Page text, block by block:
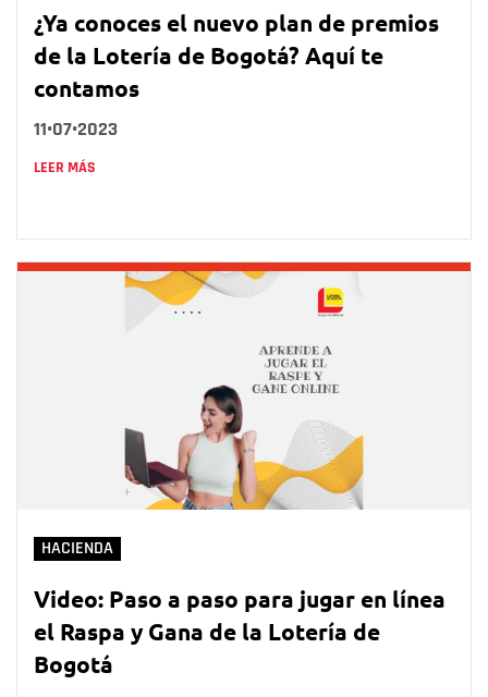
¿Ya conoces el nuevo plan de premios
de la Lotería de Bogotá? Aquí te
contamos
11•07•2023
LEER MÁS
HACIENDA
Video: Paso a paso para jugar en línea
el Raspa y Gana de la Lotería de
Bogotá